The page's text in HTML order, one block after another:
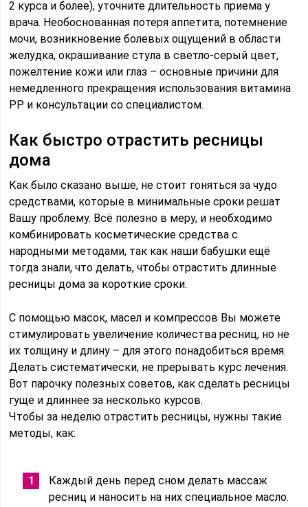
2 курса и более), уточните длительность приема у
врача. Необоснованная потеря аппетита, потемнение
мочи, возникновение болевых ощущений в области
желудка, окрашивание стула в светло-серый цвет,
пожелтение кожи или глаз – основные причини для
немедленного прекращения использования витамина
РР и консультации со специалистом.
Как быстро отрастить ресницы
дома
Как было сказано выше, не стоит гоняться за чудо
средствами, которые в минимальные сроки решат
Вашу проблему. Всё полезно в меру, и необходимо
комбинировать косметические средства с
народными методами, так как наши бабушки ещё
тогда знали, что делать, чтобы отрастить длинные
ресницы дома за короткие сроки.
С помощью масок, масел и компрессов Вы можете
стимулировать увеличение количества ресниц, но не
их толщину и длину – для этого понадобиться время.
Делать систематически, не прерывать курс лечения.
Вот парочку полезных советов, как сделать ресницы
гуще и длиннее за несколько курсов.
Чтобы за неделю отрастить ресницы, нужны такие
методы, как:
Каждый день перед сном делать массаж
ресниц и наносить на них специальное масло.